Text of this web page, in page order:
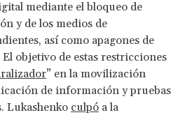
mediante el bloqueo de
y de los medios de
así como apagones de
objetivo de estas restricciones
” en la movilización
de información y pruebas
Lukashenko culpó a la